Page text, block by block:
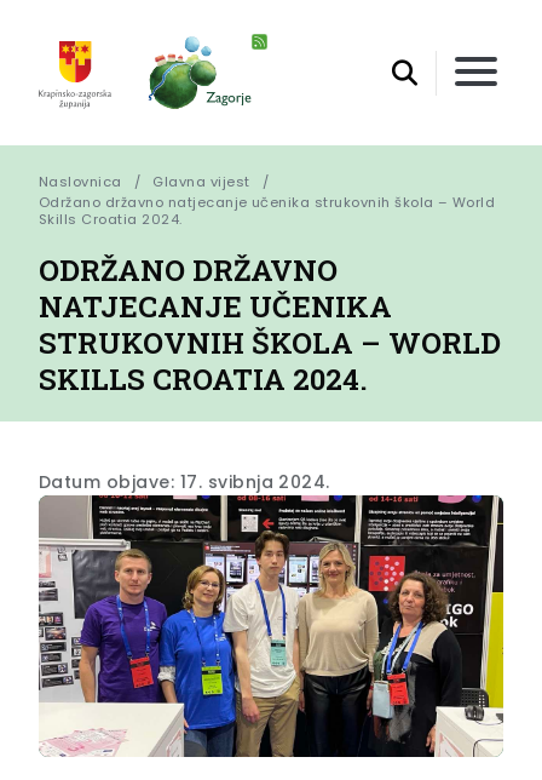
Naslovnica
Glavna vijest
Održano državno natjecanje učenika strukovnih škola – World
Skills Croatia 2024.
ODRŽANO DRŽAVNO
NATJECANJE UČENIKA
STRUKOVNIH ŠKOLA – WORLD
SKILLS CROATIA 2024.
Datum objave: 17. svibnja 2024.